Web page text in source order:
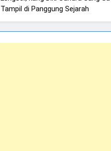
Tampil di Panggung Sejarah